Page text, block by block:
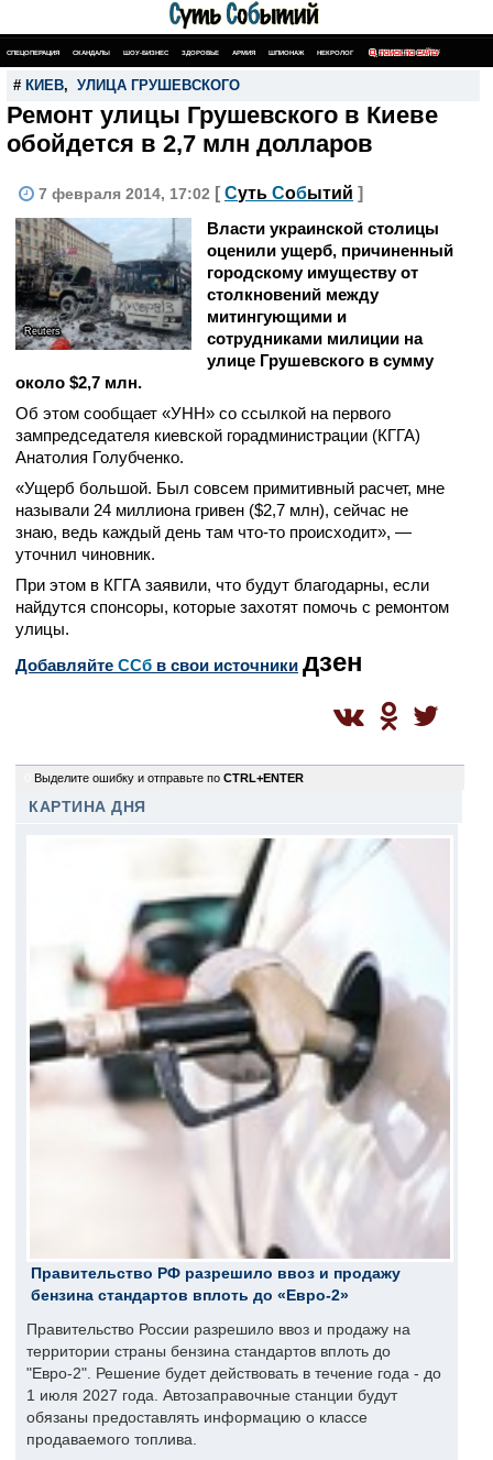
СПЕЦОПЕРАЦИЯ СКАНДАЛЫ ШОУ-БИЗНЕС ЗДОРОВЬЕ АРМИЯ ШПИОНАЖ НЕКРОЛОГ ПОИСК ПО САЙТУ
# КИЕВ, УЛИЦА ГРУШЕВСКОГО
Ремонт улицы Грушевского в Киеве
обойдется в 2,7 млн долларов
7 февраля 2014, 17:02 [ Суть Событий ]
Reuters
Власти украинской столицы
оценили ущерб, причиненный
городскому имуществу от
столкновений между
митингующими и
сотрудниками милиции на
улице Грушевского в сумму
около $2,7 млн.
Об этом сообщает «УНН» со ссылкой на первого
зампредседателя киевской горадминистрации (КГГА)
Анатолия Голубченко.
«Ущерб большой. Был совсем примитивный расчет, мне
называли 24 миллиона гривен ($2,7 млн), сейчас не
знаю, ведь каждый день там что-то происходит», —
уточнил чиновник.
При этом в КГГА заявили, что будут благодарны, если
найдутся спонсоры, которые захотят помочь с ремонтом
улицы.
Добавляйте CСб в свои источники дзен
Выделите ошибку и отправьте по CTRL+ENTER
КАРТИНА ДНЯ
Правительство РФ разрешило ввоз и продажу
бензина стандартов вплоть до «Евро-2»
Правительство России разрешило ввоз и продажу на
территории страны бензина стандартов вплоть до
"Евро-2". Решение будет действовать в течение года - до
1 июля 2027 года. Автозаправочные станции будут
обязаны предоставлять информацию о классе
продаваемого топлива.